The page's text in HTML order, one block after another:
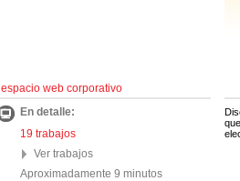
espacio web corporativo
En detalle:
19 trabajos
Ver trabajos
Aproximadamente 9 minutos